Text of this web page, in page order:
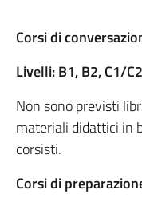
Corsi di
Livelli: B1, B2, C1/C2
Non sono previsti
materiali didattici in
corsisti.
Corsi di